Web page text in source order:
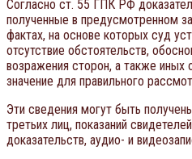
Согласно ст. 55 ГПК РФ
полученные в предусмотренном
фактах, на основе которых суд
отсутствие обстоятельств,
возражения сторон, а также
значение для правильного
Эти сведения могут быть
третьих лиц, показаний
доказательств, аудио- и